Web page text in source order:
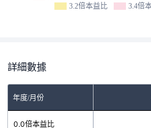
3.2倍本益比
3.4倍
詳細數據
年度/月份
0.0倍本益比